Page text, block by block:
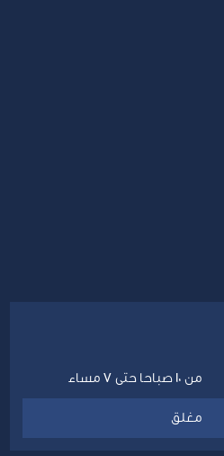
من 10 صباحا حتى 7 مساء
مغلق